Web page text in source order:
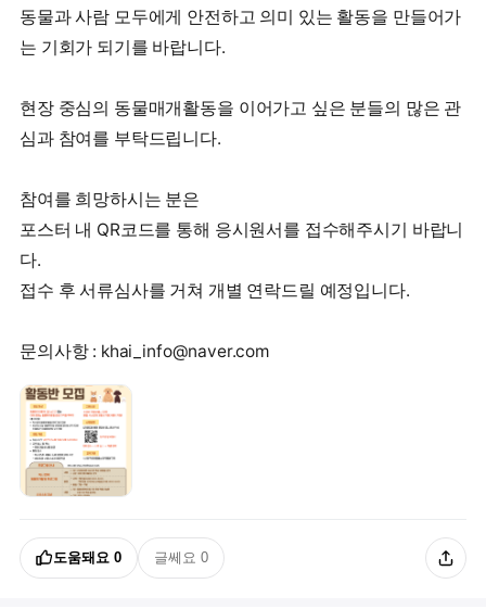
동물과 사람 모두에게 안전하고 의미 있는 활동을 만들어가
는 기회가 되기를 바랍니다.
현장 중심의 동물매개활동을 이어가고 싶은 분들의 많은 관
심과 참여를 부탁드립니다.
참여를 희망하시는 분은
포스터 내 QR코드를 통해 응시원서를 접수해주시기 바랍니
다.
접수 후 서류심사를 거쳐 개별 연락드릴 예정입니다.
문의사항 : khai_info@naver.com
도움돼요 0 글쎄요 0